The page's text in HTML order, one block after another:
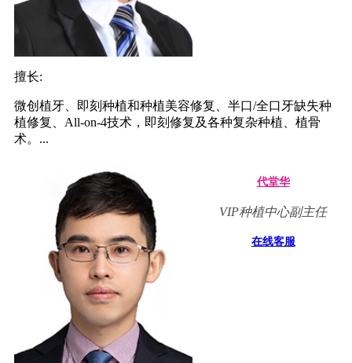
擅长:
微创植牙、即刻种植和种植美容修复、半口/全口牙缺失种
植修复、All-on-4技术，即刻修复及各种复杂种植、植骨
术。...
代堂华
VIP种植中心副主任
在线客服